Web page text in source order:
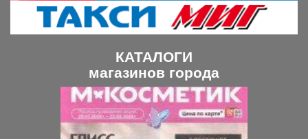
КАТАЛОГИ
магазинов города